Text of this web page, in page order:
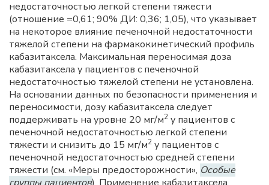
недостаточностью легкой степени тяжести
(отношение =0,61; 90% ДИ: 0,36; 1,05), что указывает
на некоторое влияние печеночной недостаточности
тяжелой степени на фармакокинетический профиль
кабазитаксела. Максимальная переносимая доза
кабазитаксела у пациентов с печеночной
недостаточностью тяжелой степени не установлена.
На основании данных по безопасности применения и
переносимости, дозу кабазитаксела следует
поддерживать на уровне 20 мг/м2 у пациентов с
печеночной недостаточностью легкой степени
тяжести и снизить до 15 мг/м2 у пациентов с
печеночной недостаточностью средней степени
тяжести (см. «Меры предосторожности», Особые